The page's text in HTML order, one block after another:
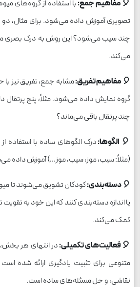
🎈 مفاهیم جمع:با استفاده از گروه‌های
تصویری آموزش داده می‌شود. برای مثال،
چند سیب می‌شود؟ این روش به درک بصری
می‌کند.
🎈 مفاهیم تفریق:مشابه جمع، تفریق نیز
گروه نمایش داده می‌شود. مثلاً، پنج پرتقال
چند پرتقال باقی می‌ماند؟
🎈 الگوها:درک الگوهای ساده با استفاده
(مثلاً: سیب، موز، سیب، موز…) آموزش داده
🎈 دسته‌بندی:کودکان تشویق می‌شوند تا
یا اندازه دسته‌بندی کنند که این خود به
کمک می‌کند.
🎈 فعالیت‌های تکمیلی:در انتهای هر
متنوعی برای تثبیت یادگیری ارائه شده
نقاشی، و حل مسئله‌های ساده است.